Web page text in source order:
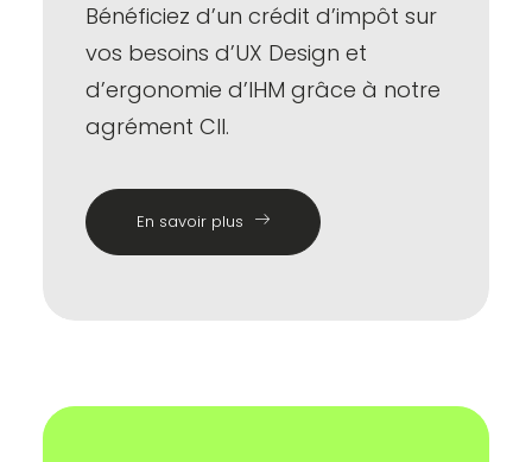
Bénéficiez d’un crédit d’impôt sur
vos besoins d’UX Design et
d’ergonomie d’IHM grâce à notre
agrément CII.
En savoir plus